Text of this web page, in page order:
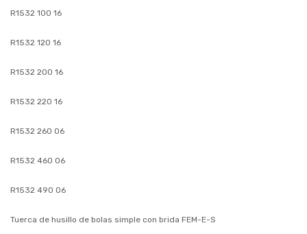
R1532 100 16
R1532 120 16
R1532 200 16
R1532 220 16
R1532 260 06
R1532 460 06
R1532 490 06
Tuerca de husillo de bolas simple con brida FEM-E-S